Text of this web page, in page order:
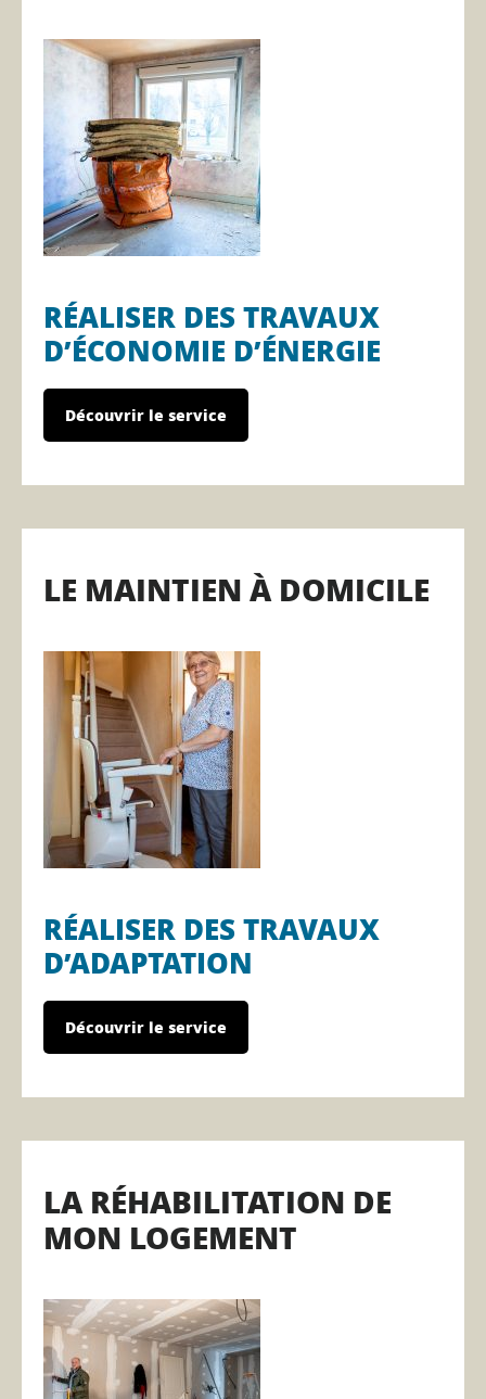
RÉALISER DES TRAVAUX
D’ÉCONOMIE D’ÉNERGIE
Découvrir le service
LE MAINTIEN À DOMICILE
RÉALISER DES TRAVAUX
D’ADAPTATION
Découvrir le service
LA RÉHABILITATION DE
MON LOGEMENT